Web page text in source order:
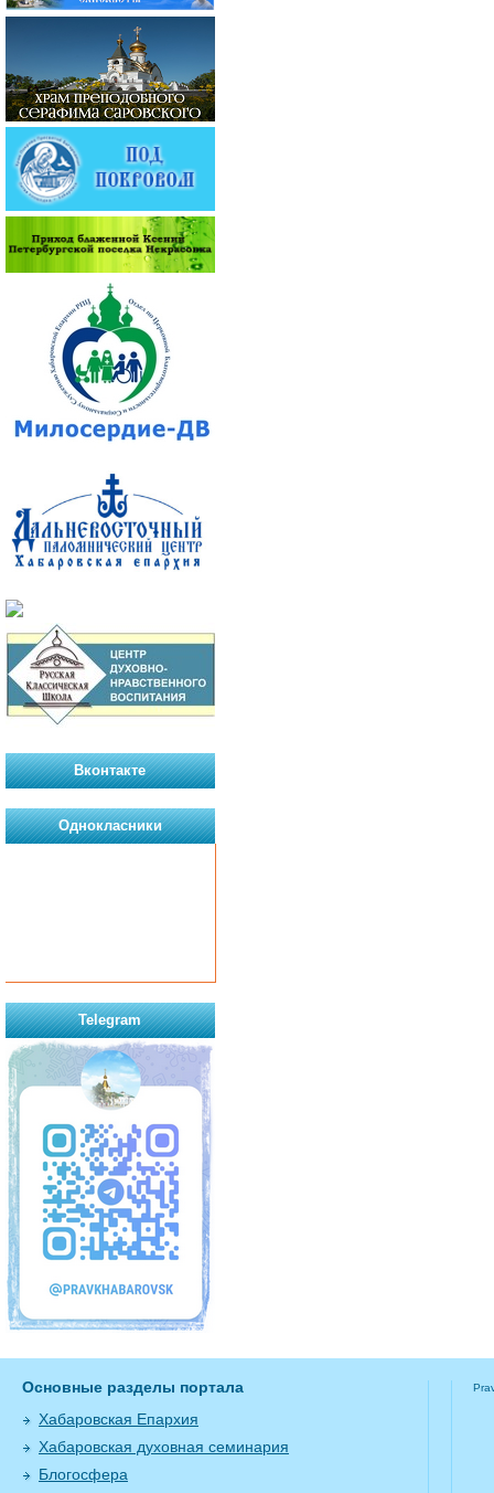
Вконтакте
Однокласники
Telegram
Основные разделы портала
Хабаровская Епархия
Хабаровская духовная семинария
Блогосфера